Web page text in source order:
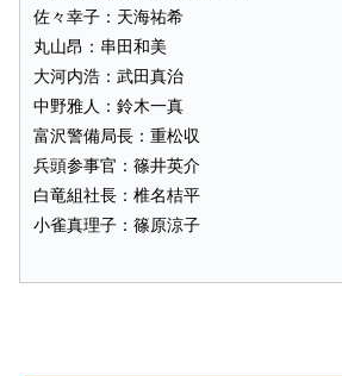
佐々幸子：天海祐希
丸山昂：串田和美
大河内浩：武田真治
中野雅人：鈴木一真
富沢警備局長：重松収
兵頭参事官：篠井英介
白竜組社長：椎名桔平
小雀真理子：篠原涼子